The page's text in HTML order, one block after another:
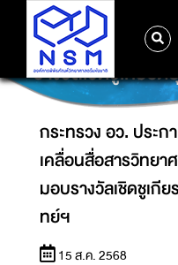
กระทรวง อว. ประ
เคลื่อนสื่อสารวิทย
รางวัลเชิดชูเกียร
กระทรวง อว. ประ
เคลื่อนสื่อสารวิทย
มอบรางวัลเชิดชูเกี
ทย์ฯ
15 ส.ค. 2568